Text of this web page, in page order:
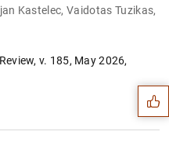
Kastelec, Vaidotas Tuzikas,
v. 185, May 2026,
Sugerencias